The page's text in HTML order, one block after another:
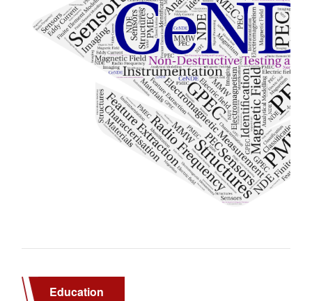
Education